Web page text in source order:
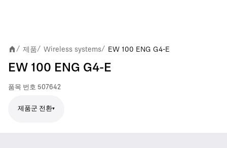
/ 제품/ Wireless systems/ EW 100 ENG G4-E
EW 100 ENG G4-E
품목 번호 507642
제품군 전환